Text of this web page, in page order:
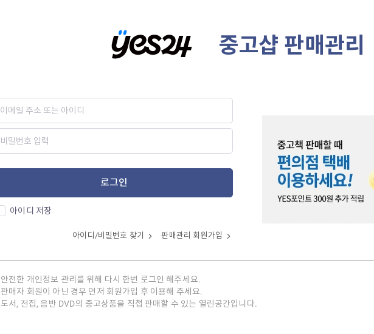
중고샵 판매관리
로그인
아이디 저장
아이디/비밀번호 찾기 판매관리 회원가입
안전한 개인정보 관리를 위해 다시 한번 로그인 해주세요.
판매자 회원이 아닌 경우 먼저 회원가입 후 이용해 주세요.
도서, 전집, 음반 DVD의 중고상품을 직접 판매할 수 있는 열린공간입니다.